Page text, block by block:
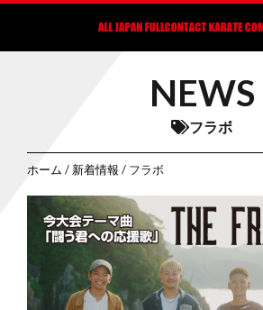
NEWS
フラボ
ホーム / 新着情報 / フラボ